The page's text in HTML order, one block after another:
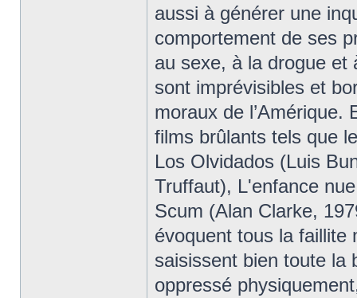
aussi à générer une
comportement de ses
au sexe, à la drogue et
sont imprévisibles et
moraux de
films brûlants tels que
Los Olvidados (Luis
Truffaut), L'enfance
Scum (Alan Clarke,
évoquent tous la faillite
saisissent bien toute la
oppressé